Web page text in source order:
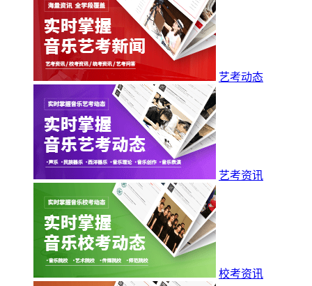
艺考动态
艺考资讯
校考资讯